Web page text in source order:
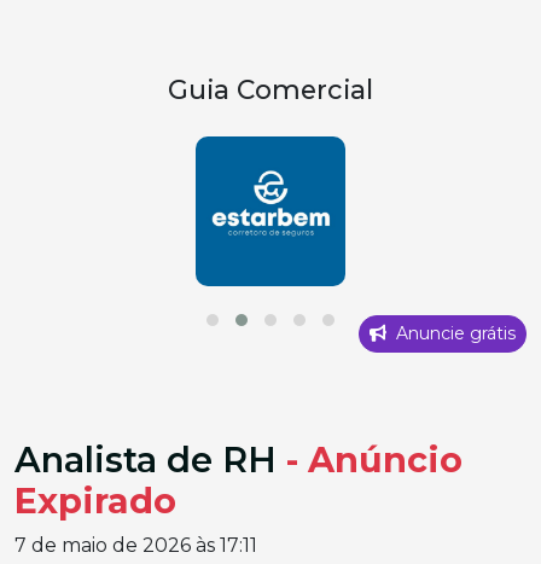
Guia Comercial
Anuncie grátis
Analista de RH - Anúncio
Expirado
7 de maio de 2026 às 17:11